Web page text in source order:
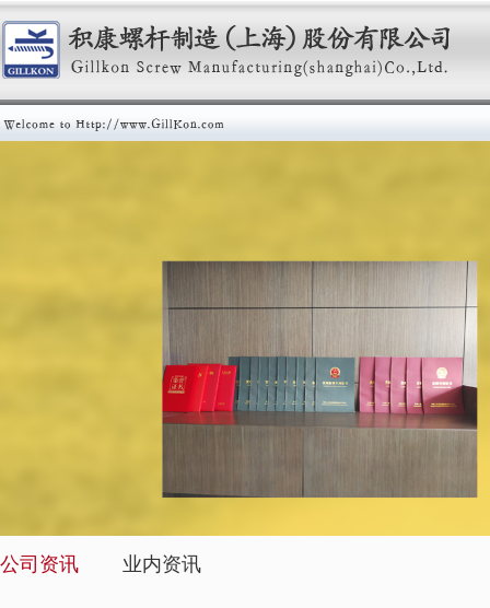
公司资讯 业内资讯